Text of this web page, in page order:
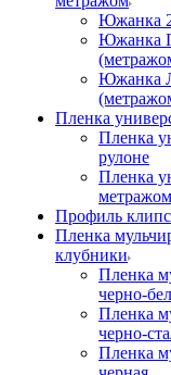
Южанка
Южанка
Южанка
Пленка
Пленка
рулоне
Пленка
метражом
Профиль
Пленка
клубники
Пленка
черно-
Пленка
черно-
Пленка